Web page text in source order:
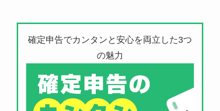
確定申告でカンタンと安心を両立した3つ
の魅力